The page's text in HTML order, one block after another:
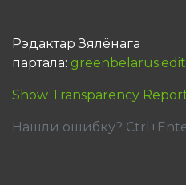
Рэдактар Зялёнага
партала:
Show Transparency
Нашли ошибку?